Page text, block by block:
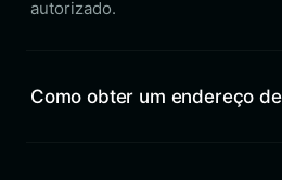
autorizado.
Como obter um endereço